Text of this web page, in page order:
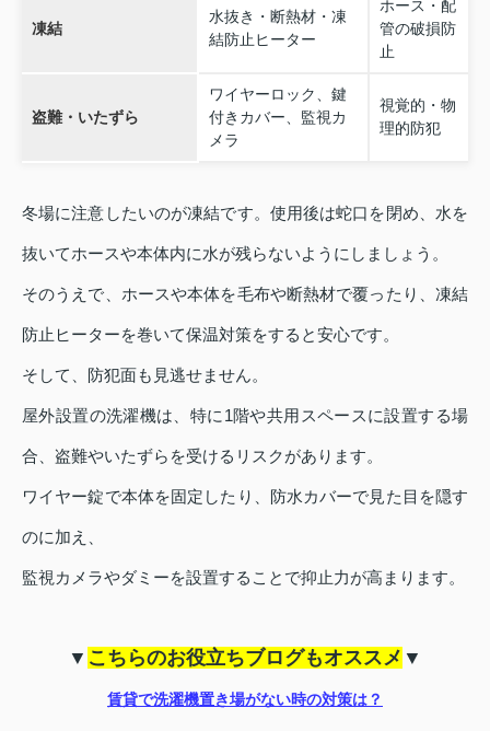
凍結
水抜き・断熱材・凍
結防止ヒーター
ホース・配
管の破損防
止
盗難・いたずら
ワイヤーロック、鍵
付きカバー、監視カ
メラ
視覚的・物
理的防犯
冬場に注意したいのが凍結です。使用後は蛇口を閉め、水を
抜いてホースや本体内に水が残らないようにしましょう。
そのうえで、ホースや本体を毛布や断熱材で覆ったり、凍結
防止ヒーターを巻いて保温対策をすると安心です。
そして、防犯面も見逃せません。
屋外設置の洗濯機は、特に1階や共用スペースに設置する場
合、盗難やいたずらを受けるリスクがあります。
ワイヤー錠で本体を固定したり、防水カバーで見た目を隠す
のに加え、
監視カメラやダミーを設置することで抑止力が高まります。
▼ こちらのお役立ちブログもオススメ ▼
賃貸で洗濯機置き場がない時の対策は？